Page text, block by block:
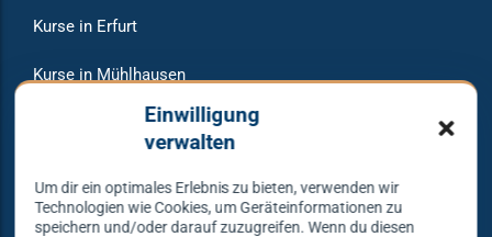
Einwilligung
verwalten
Um dir ein optimales Erlebnis zu bieten, verwenden wir
Technologien wie Cookies, um Geräteinformationen zu
speichern und/oder darauf zuzugreifen. Wenn du diesen
Kurse in Erfurt
Kurse in Mühlhausen
Veranstaltungen